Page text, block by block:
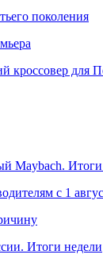
поколения
кроссовер для
Maybach. Итоги
с 1
Итоги недели